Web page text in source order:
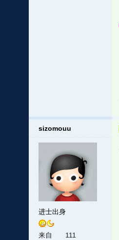
sizomouu
进士出身
来自 111